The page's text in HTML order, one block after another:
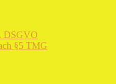
DSGVO
§5 TMG